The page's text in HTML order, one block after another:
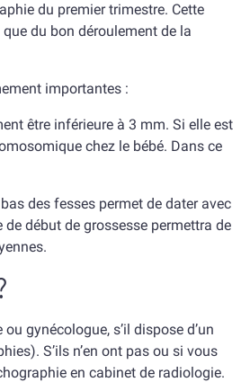
du premier trimestre. Cette
du bon déroulement de la
importantes :
être inférieure à 3 mm. Si elle est
chez le bébé. Dans ce
des fesses permet de dater avec
début de grossesse permettra de
gynécologue, s’il dispose d’un
S’ils n’en ont pas ou si vous
en cabinet de radiologie.